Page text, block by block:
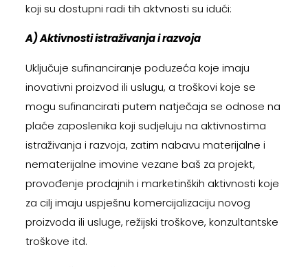
koji su dostupni radi tih aktvnosti su idući:
A) Aktivnosti istraživanja i razvoja
Uključuje sufinanciranje poduzeća koje imaju
inovativni proizvod ili uslugu, a troškovi koje se
mogu sufinancirati putem natječaja se odnose na
plaće zaposlenika koji sudjeluju na aktivnostima
istraživanja i razvoja, zatim nabavu materijalne i
nematerijalne imovine vezane baš za projekt,
provođenje prodajnih i marketinških aktivnosti koje
za cilj imaju uspješnu komercijalizaciju novog
proizvoda ili usluge, režijski troškove, konzultantske
troškove itd.